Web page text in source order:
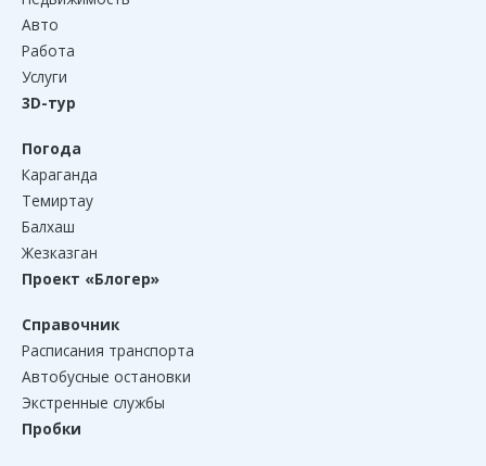
Авто
Работа
Услуги
3D-тур
Погода
Караганда
Темиртау
Балхаш
Жезказган
Проект «Блогер»
Справочник
Расписания транспорта
Автобусные остановки
Экстренные службы
Пробки